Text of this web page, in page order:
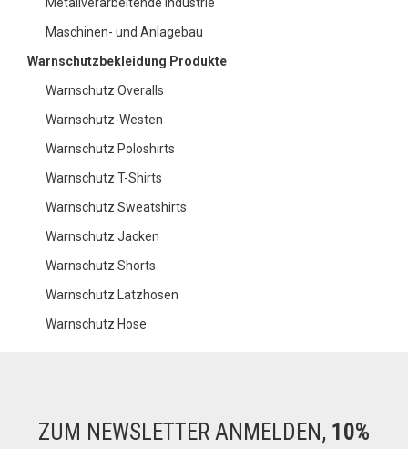
Metallverarbeitende Industrie
Maschinen- und Anlagebau
Warnschutzbekleidung Produkte
Warnschutz Overalls
Warnschutz-Westen
Warnschutz Poloshirts
Warnschutz T-Shirts
Warnschutz Sweatshirts
Warnschutz Jacken
Warnschutz Shorts
Warnschutz Latzhosen
Warnschutz Hose
ZUM NEWSLETTER ANMELDEN, 10%